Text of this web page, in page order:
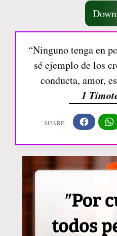
“Ninguno tenga en
sé ejemplo de los
conducta, amor,
1